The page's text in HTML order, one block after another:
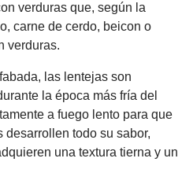
verduras que, según la
carne de cerdo, beicon o
verduras.
las lentejas son
la época más fría del
a fuego lento para que
desarrollen todo su sabor,
una textura tierna y un